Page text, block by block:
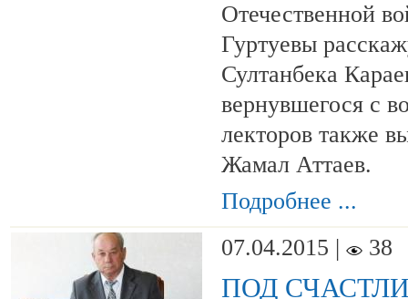
Отечественной
Гуртуевы
Султанбека
вернувшегося с
лекторов также
Жамал Аттаев.
Подробнее ...
07.04.2015 |
38
ПОД